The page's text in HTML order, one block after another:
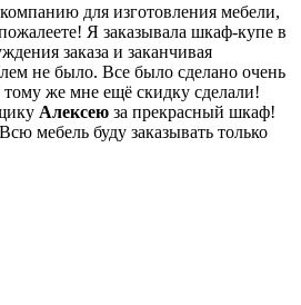
для изготовления мебели,
Я заказывала шкаф-купе в
заказа и заканчивая
не было. Все было сделано очень
же мне ещё скидку сделали!
Алексею за прекрасный шкаф!
мебель буду заказывать только